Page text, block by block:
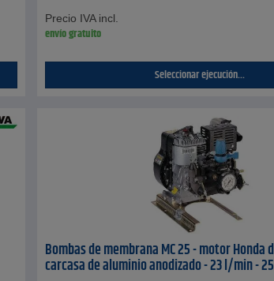
Precio IVA incl.
envío gratuito
Seleccionar ejecución...
Bombas de membrana MC 25 - motor Honda
carcasa de aluminio anodizado - 23 l/min -